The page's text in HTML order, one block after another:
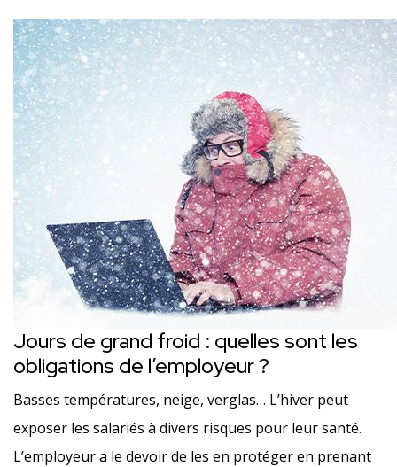
Jours de grand froid : quelles sont les
obligations de l’employeur ?
Basses températures, neige, verglas… L’hiver peut
exposer les salariés à divers risques pour leur santé.
L’employeur a le devoir de les en protéger en prenant